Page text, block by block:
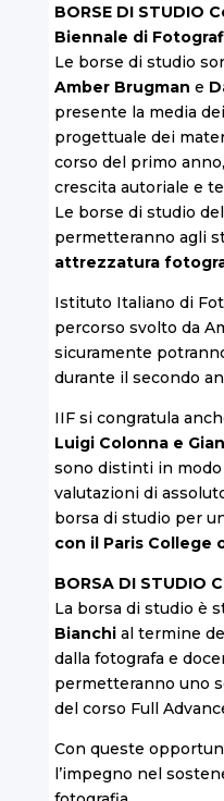
BORSE DI STUDIO
Biennale di
Le borse di studio
Amber Brugman e
presente la media
progettuale dei
corso del primo
crescita autoriale e
Le borse di studio
permetteranno agli
attrezzatura
Istituto Italiano di
percorso svolto da
sicuramente
durante il secondo
IIF si congratula
Luigi Colonna e
sono distinti in
valutazioni di
borsa di studio per
con il Paris College
BORSA DI STUDIO
La borsa di studio è
Bianchial termine
dalla fotografa e
permetteranno uno
del corso Full
Con queste
l’impegno nel